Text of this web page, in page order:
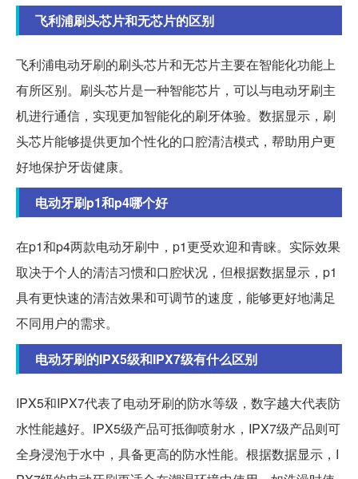
飞利浦刷头芯片和无芯片的区别
飞利浦电动牙刷的刷头芯片和无芯片主要在智能化功能上
有所区别。刷头芯片是一种智能芯片，可以与电动牙刷主
机进行通信，实现更加智能化的刷牙体验。数据显示，刷
头芯片能够提供更加个性化的口腔清洁模式，帮助用户更
好地保护牙齿健康。
电动牙刷p1和p4哪个好
在p1和p4两款电动牙刷中，p1更受欢迎和青睐。实际效果
取决于个人的清洁习惯和口腔状况，但根据数据显示，p1
具有更快速的清洁效果和可调节的速度，能够更好地满足
不同用户的需求。
电动牙刷的IPX5级和IPX7级有什么区别
IPX5和IPX7代表了电动牙刷的防水等级，数字越大代表防
水性能越好。IPX5级产品可抵御喷射水，IPX7级产品则可
全身浸泡于水中，具备更高的防水性能。根据数据显示，I